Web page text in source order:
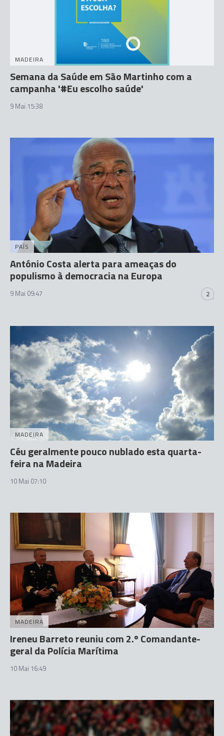
MADEIRA
Semana da Saúde em São Martinho com a
campanha '#Eu escolho saúde'
9 Mai 15:38
PAÍS
António Costa alerta para ameaças do
populismo à democracia na Europa
9 Mai 09:47 2
MADEIRA
Céu geralmente pouco nublado esta quarta-
feira na Madeira
10 Mai 07:10
MADEIRA
Ireneu Barreto reuniu com 2.º Comandante-
geral da Polícia Marítima
10 Mai 16:49